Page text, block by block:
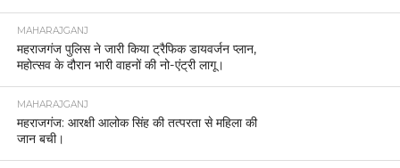
MAHARAJGANJ
महराजगंज पुलिस ने जारी किया ट्रैफिक डायवर्जन प्लान,
महोत्सव के दौरान भारी वाहनों की नो-एंट्री लागू।
MAHARAJGANJ
महराजगंज: आरक्षी आलोक सिंह की तत्परता से महिला की
जान बची।